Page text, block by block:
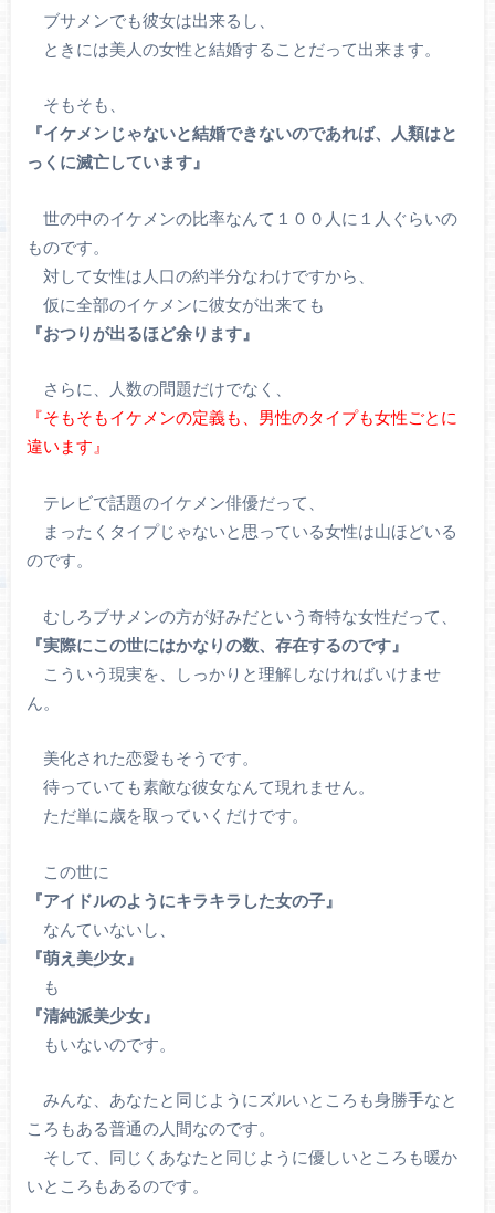
ブサメンでも彼女は出来るし、
ときには美人の女性と結婚することだって出来ます。
そもそも、
『イケメンじゃないと結婚できないのであれば、人類はと
っくに滅亡しています』
世の中のイケメンの比率なんて１００人に１人ぐらいの
ものです。
対して女性は人口の約半分なわけですから、
仮に全部のイケメンに彼女が出来ても
『おつりが出るほど余ります』
さらに、人数の問題だけでなく、
『そもそもイケメンの定義も、男性のタイプも女性ごとに
違います』
テレビで話題のイケメン俳優だって、
まったくタイプじゃないと思っている女性は山ほどいる
のです。
むしろブサメンの方が好みだという奇特な女性だって、
『実際にこの世にはかなりの数、存在するのです』
こういう現実を、しっかりと理解しなければいけませ
ん。
美化された恋愛もそうです。
待っていても素敵な彼女なんて現れません。
ただ単に歳を取っていくだけです。
この世に
『アイドルのようにキラキラした女の子』
なんていないし、
『萌え美少女』
も
『清純派美少女』
もいないのです。
みんな、あなたと同じようにズルいところも身勝手なと
ころもある普通の人間なのです。
そして、同じくあなたと同じように優しいところも暖か
いところもあるのです。